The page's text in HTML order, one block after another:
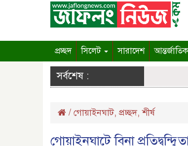
প্রচ্ছদ সিলেট সারাদেশ আন্তর্জাতিক
সর্বশেষ :
/ গোয়াইনঘাট, প্রচ্ছদ,শীর্ষ
গোয়াইনঘাটে বিনা